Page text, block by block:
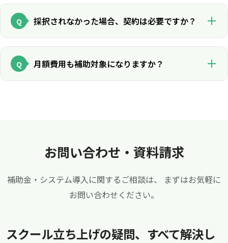
はい、申請書類・計画書を専任アシスタントがサポートしま
す。
Q 採択されなかった場合、契約は必要ですか？
いいえ。不採択時の契約は不要ですのでご安心ください。
Q 月額費用も補助対象になりますか？
お問い合わせ・資料請求
補助金・システム導入に関するご相談は、
まずはお気軽に
お問い合わせください。
スクール立ち上げの疑問、すべて解決し